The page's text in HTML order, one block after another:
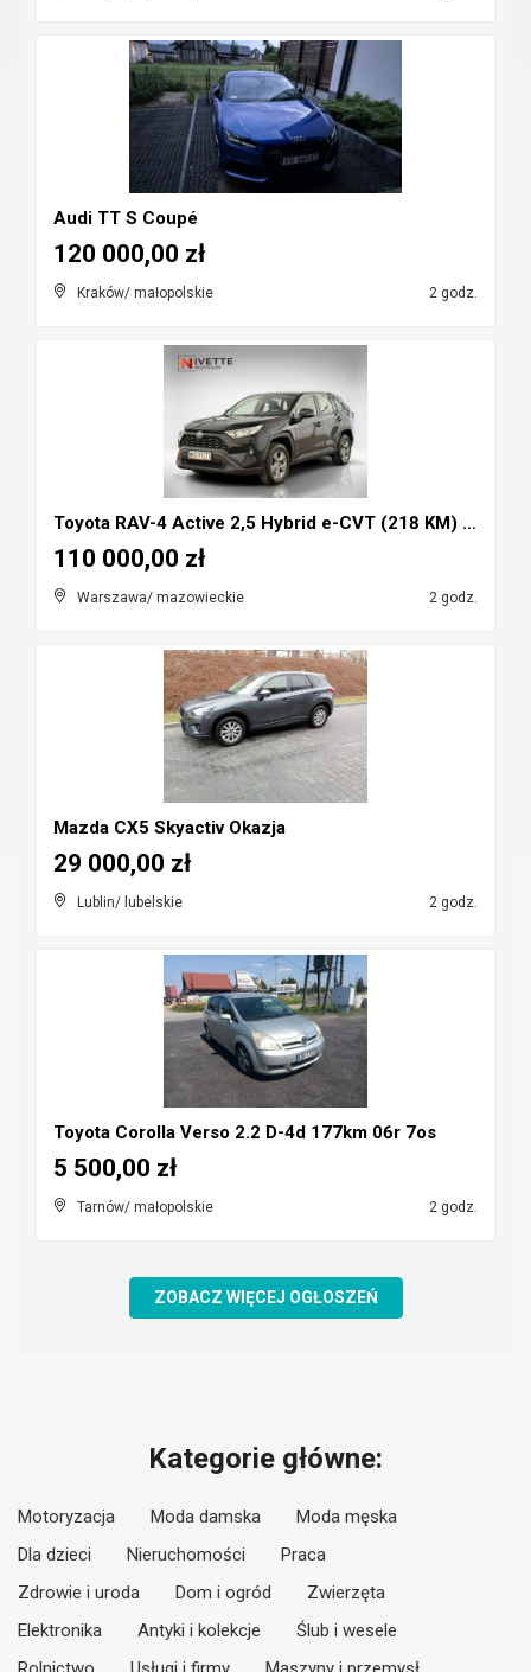
Audi TT S Coupé
Kraków/ małopolskie 2 godz.
120 000,00 zł
Toyota RAV-4 Active 2,5 Hybrid e-CVT (218 KM) Salo...
Warszawa/ mazowieckie 2 godz.
110 000,00 zł
Mazda CX5 Skyactiv Okazja
Lublin/ lubelskie 2 godz.
29 000,00 zł
Toyota Corolla Verso 2.2 D-4d 177km 06r 7os
Tarnów/ małopolskie 2 godz.
5 500,00 zł
ZOBACZ WIĘCEJ OGŁOSZEŃ
Kategorie główne:
Motoryzacja Moda damska
Moda męska
Dla dzieci
Nieruchomości
Praca
Zdrowie i uroda
Dom i ogród
Zwierzęta
Elektronika
Antyki i kolekcje
Ślub i wesele